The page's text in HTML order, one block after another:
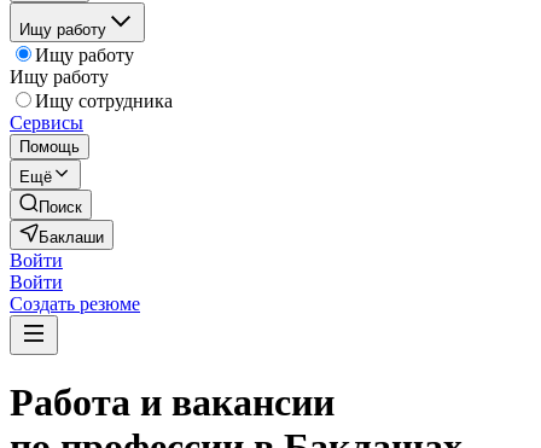
Ищу работу
Ищу работу
Ищу работу
Ищу сотрудника
Сервисы
Помощь
Ещё
Поиск
Баклаши
Войти
Войти
Создать резюме
Работа и вакансии